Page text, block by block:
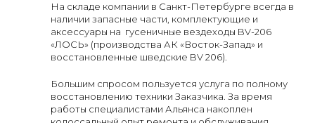
На складе компании в Санкт-Петербурге всегда в
наличии запасные части, комплектующие и
аксессуары на гусеничные вездеходы BV-206
«ЛОСЬ» (производства АК «Восток-Запад» и
восстановленные шведские BV 206).
Большим спросом пользуется услуга по полному
восстановлению техники Заказчика. За время
работы специалистами Альянса накоплен